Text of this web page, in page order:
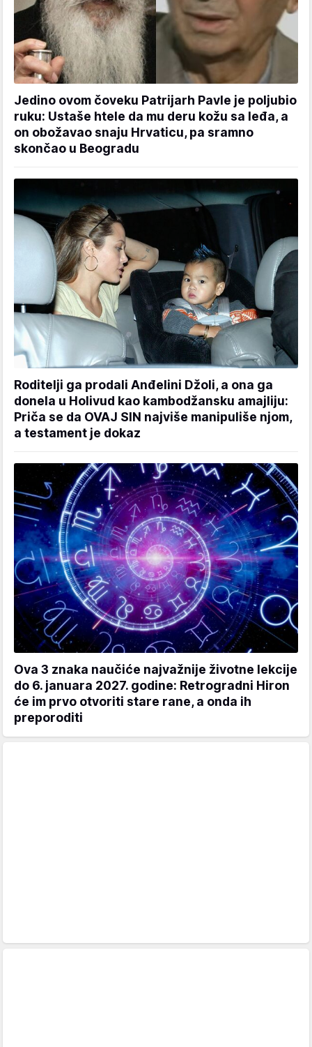
Jedino ovom čoveku Patrijarh Pavle je poljubio
ruku: Ustaše htele da mu deru kožu sa leđa, a
on obožavao snaju Hrvaticu, pa sramno
skončao u Beogradu
Roditelji ga prodali Anđelini Džoli, a ona ga
donela u Holivud kao kambodžansku amajliju:
Priča se da OVAJ SIN najviše manipuliše njom,
a testament je dokaz
Ova 3 znaka naučiće najvažnije životne lekcije
do 6. januara 2027. godine: Retrogradni Hiron
će im prvo otvoriti stare rane, a onda ih
preporoditi